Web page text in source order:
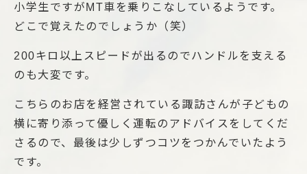
小学生ですがMT車を乗りこなしているようです。
どこで覚えたのでしょうか（笑）
200キロ以上スピードが出るのでハンドルを支える
のも大変です。
こちらのお店を経営されている諏訪さんが子どもの
横に寄り添って優しく運転のアドバイスをしてくだ
さるので、最後は少しずつコツをつかんでいたよう
です。